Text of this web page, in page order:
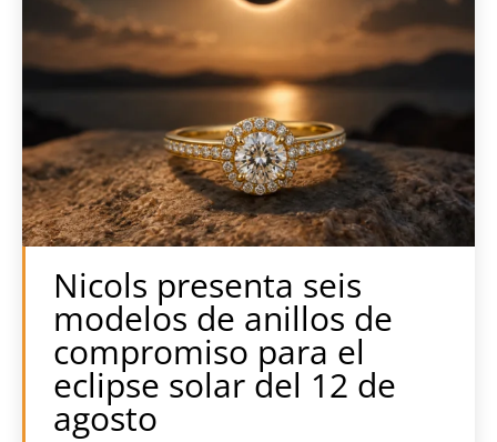
Nicols presenta seis
modelos de anillos de
compromiso para el
eclipse solar del 12 de
agosto